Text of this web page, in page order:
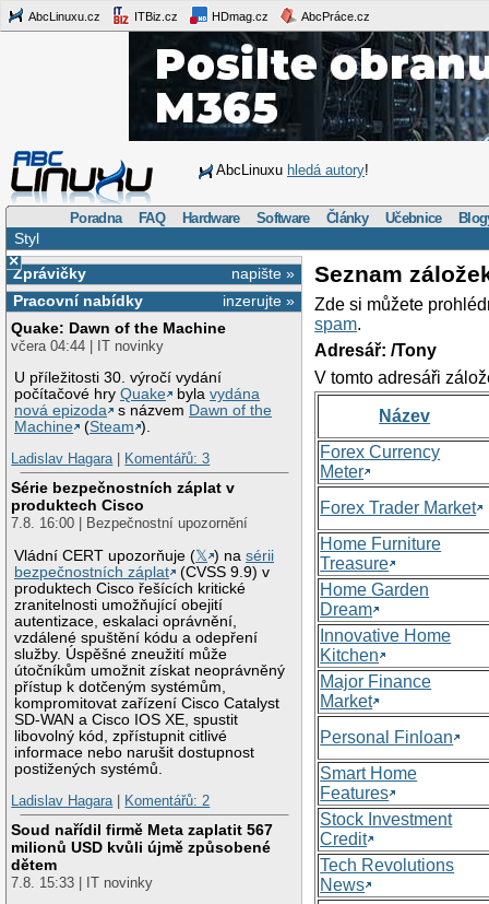
AbcLinuxu.cz ITBiz.cz HDmag.cz AbcPráce.cz
AbcLinuxu hledá autory!
Poradna FAQ Hardware Software Články Učebnice
Styl
×
napište »
Zprávičky
inzerujte »
Pracovní nabídky
Quake: Dawn of the Machine
včera 04:44 | IT novinky
U příležitosti 30. výročí vydání
počítačové hryQuake bylavydána
nová epizoda
s názvem Dawn of the
Machine
(Steam ).
Ladislav Hagara| Komentářů: 3
Série bezpečnostních záplat v
produktech Cisco
7.8. 16:00 | Bezpečnostní upozornění
Vládní CERT upozorňuje (𝕏 ) nasérii
bezpečnostních záplat
(CVSS 9.9) v
produktech Cisco řešících kritické
zranitelnosti umožňující obejití
autentizace, eskalaci oprávnění,
vzdálené spuštění kódu a odepření
služby. Úspěšné zneužití může
útočníkům umožnit získat neoprávněný
přístup k dotčeným systémům,
kompromitovat zařízení Cisco Catalyst
SD-WAN a Cisco IOS XE, spustit
libovolný kód, zpřístupnit citlivé
informace nebo narušit dostupnost
postižených systémů.
Ladislav Hagara| Komentářů: 2
Soud nařídil firmě Meta zaplatit 567
milionů USD kvůli újmě způsobené
dětem
7.8. 15:33 | IT novinky
Seznam
Zde si můžete
spam.
Adresář: /Tony
V tomto adresáři
Název
Forex Currency
Meter
Forex Trader Market
Home Furniture
Treasure
Home Garden
Dream
Innovative Home
Kitchen
Major Finance
Market
Personal Finloan
Smart Home
Features
Stock Investment
Credit
Tech Revolutions
News